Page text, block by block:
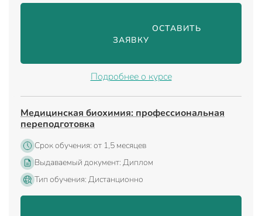
                                ОСТАВИТЬ
ЗАЯВКУ
Подробнее о курсе
Медицинская биохимия: профессиональная
переподготовка
Срок обучения: от 1,5 месяцев
Выдаваемый документ: Диплом
Тип обучения: Дистанционно